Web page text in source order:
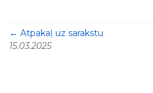
← Atpakaļ uz sarakstu
15.03.2025